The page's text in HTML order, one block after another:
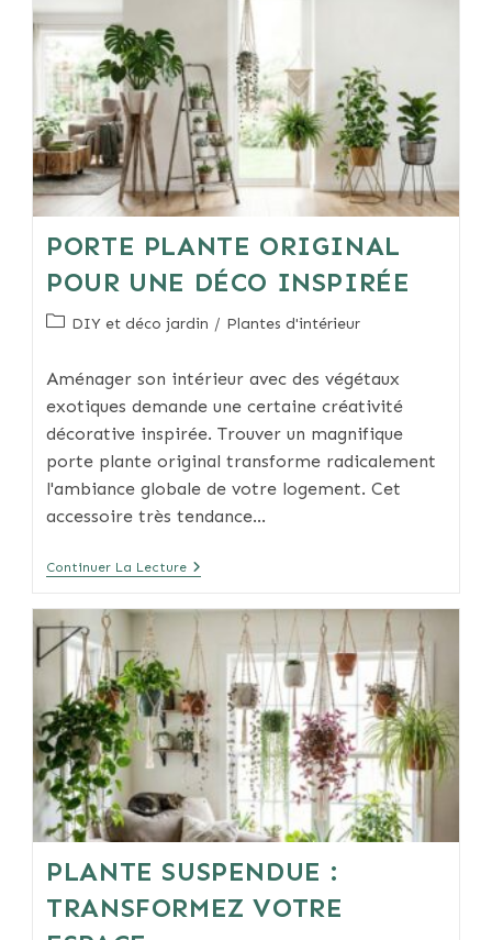
PORTE PLANTE ORIGINAL
POUR UNE DÉCO INSPIRÉE
PostDIY et déco jardin / Plantes d'intérieur
Aménager son intérieur avec des végétaux
exotiques demande une certaine créativité
décorative inspirée. Trouver un magnifique
porte plante original transforme radicalement
l'ambiance globale de votre logement. Cet
accessoire très tendance…
Continuer La LecturePorte
Pour
Une
Déco
Inspirée
PLANTE SUSPENDUE :
TRANSFORMEZ VOTRE